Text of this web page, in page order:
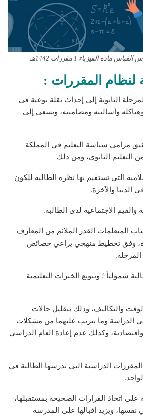
الفيزياء 1 مقررات 1442هـ
لنظام المقررات :
الثانوية إلى إحداث نقلة نوعية في
وهياكله وأساليبه ومضامينه، ويسعى إلى
مرامي سياسة التعليم في المملكة
التعليم الثانوي، ومن ذلك
التي تستقيم بها نظرة الطالبة للكون
الدنيا والآخرة.
والقيم الاجتماعية لدى الطالبة.
المتعلمات القدر الملائم من المعارف
وفق تخطيط منهجي يراعي خصائص
شمولياً ؛ وتنويع الخبرات التعليمية
والتكاليف، وذلك بتقليل حالات
الدراسة وما يترتب عليهما من مشكلات
وكذلك عدم إعادة العام الدراسي
الدراسية التي تدرسها الطالبة في
على اتخاذ القرارات الصحيحة بمستقبلها،
نفسها، ويزيد إقبالها على المدرسة